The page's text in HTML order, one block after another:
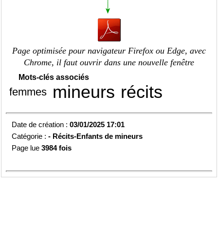
Page optimisée pour navigateur Firefox ou Edge, avec
Chrome, il faut ouvrir dans une nouvelle fenêtre
Mots-clés associés
femmes mineurs récits
Date de création :03/01/2025 17:01
Catégorie :- Récits-Enfants de mineurs
Page lue3984 fois